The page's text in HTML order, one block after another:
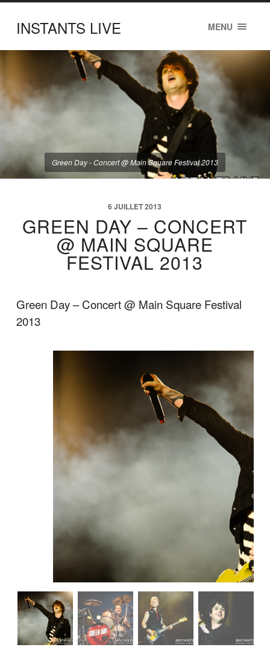
INSTANTS LIVE MENU
Green Day - Concert @ Main Square Festival 2013
6 JUILLET 2013
GREEN DAY – CONCERT
@ MAIN SQUARE
FESTIVAL 2013
Green Day – Concert @ Main Square Festival
2013